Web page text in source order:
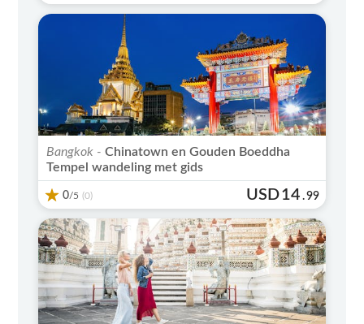
Bangkok - Chinatown en Gouden Boeddha
Tempel wandeling met gids
0/5 (0) USD14 .99